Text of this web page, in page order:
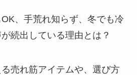
、手荒れ知らず、冬でも冷
続出している理由とは？
売れ筋アイテムや、選び方